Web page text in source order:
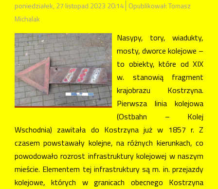
poniedziałek, 27 listopad 2023 20:14 Opublikował: Tomasz
Michalak
Nasypy, tory, wiadukty,
mosty, dworce kolejowe –
to obiekty, które od XIX
w. stanowią fragment
krajobrazu Kostrzyna.
Pierwsza linia kolejowa
(Ostbahn – Kolej
Wschodnia) zawitała do Kostrzyna już w 1857 r. Z
czasem powstawały kolejne, na różnych kierunkach, co
powodowało rozrost infrastruktury kolejowej w naszym
mieście. Elementem tej infrastruktury są m. in. przejazdy
kolejowe, których w granicach obecnego Kostrzyna